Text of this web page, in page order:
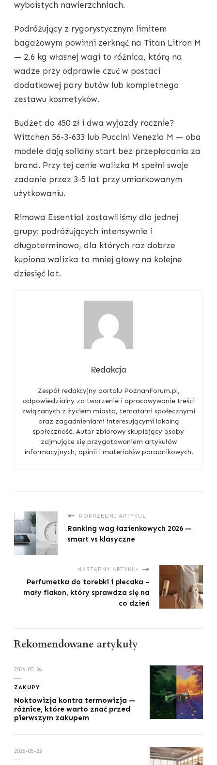
wyboistych nawierzchniach.
Podróżujący z rygorystycznym limitem
bagażowym powinni zerknąć na Titan Litron M
— 2,6 kg własnej wagi to różnica, którą na
wadze przy odprawie czuć w postaci
dodatkowej pary butów lub kompletnego
zestawu kosmetyków.
Budżet do 450 zł i dwa wyjazdy rocznie?
Wittchen 56-3-633 lub Puccini Venezia M — oba
modele dają solidny start bez przepłacania za
brand. Przy tej cenie walizka M spełni swoje
zadanie przez 3-5 lat przy umiarkowanym
użytkowaniu.
Rimowa Essential zostawiliśmy dla jednej
grupy: podróżujących intensywnie i
długoterminowo, dla których raz dobrze
kupiona walizka to mniej głowy na kolejne
dziesięć lat.
Redakcja
Zespół redakcyjny portalu PoznanForum.pl,
odpowiedzialny za tworzenie i opracowywanie treści
związanych z życiem miasta, tematami społecznymi
oraz zagadnieniami interesującymi lokalną
społeczność. Autor zbiorowy skupiający osoby
zajmujące się przygotowaniem artykułów
informacyjnych, opinii i materiałów poradnikowych.
POPRZEDNI ARTYKUŁ
Ranking wag łazienkowych 2026 —
smart vs klasyczne
NASTĘPNY ARTYKUŁ
Perfumetka do torebki i plecaka –
mały flakon, który sprawdza się na
co dzień
Rekomendowane artykuły
2026-05-26
ZAKUPY
Noktowizja kontra termowizja —
różnice, które warto znać przed
pierwszym zakupem
2026-05-25